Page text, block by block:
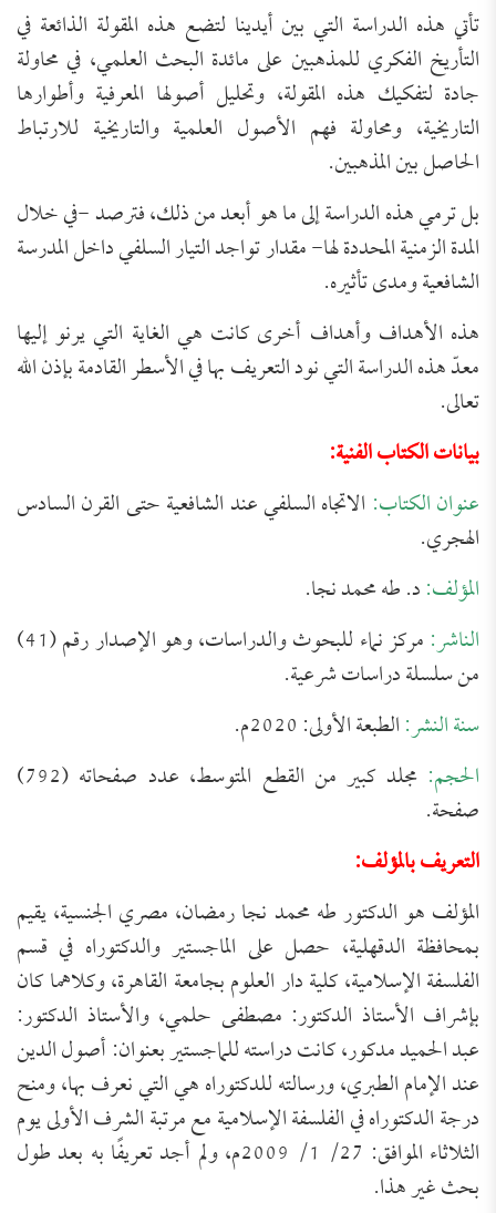
تأتي هذه الدراسة التي بين أيدينا لتضع هذه المقولة الذائعة في
التأريخ الفكري للمذهبين على مائدة البحث العلمي، في محاولة
جادة لتفكيك هذه المقولة، وتحليل أصولها المعرفية وأطوارها
التاريخية، ومحاولة فهم الأصول العلمية والتاريخية للارتباط
الحاصل بين المذهبين.
بل ترمي هذه الدراسة إلى ما هو أبعد من ذلك، فترصد -في خلال
المدة الزمنية المحددة لها- مقدار تواجد التيار السلفي داخل المدرسة
الشافعية ومدى تأثيره.
هذه الأهداف وأهداف أخرى كانت هي الغاية التي يرنو إليها
معدّ هذه الدراسة التي نود التعريف بها في الأسطر القادمة بإذن الله
تعالى.
بيانات الكتاب الفنية:
عنوان الكتاب: الاتجاه السلفي عند الشافعية حتى القرن السادس
الهجري.
المؤلف:د. طه محمد نجا.
الناشر:
مركز نماء للبحوث والدراسات، وهو الإصدار رقم (41)
من سلسلة دراسات شرعية.
سنة النشر:الطبعة الأولى: 2020م.
الحجم:
مجلد كبير من القطع المتوسط، عدد صفحاته (792)
صفحة.
التعريف بالمؤلف:
المؤلف هو الدكتور طه محمد نجا رمضان، مصري الجنسية، يقيم
بمحافظة الدقهلية، حصل على الماجستير والدكتوراه في قسم
الفلسفة الإسلامية، كلية دار العلوم بجامعة القاهرة، وكلاهما كان
بإشراف الأستاذ الدكتور: مصطفى حلمي، والأستاذ الدكتور:
عبد الحميد مدكور، كانت دراسته للماجستير بعنوان: أصول الدين
عند الإمام الطبري، ورسالته للدكتوراه هي التي نعرف بها، ومنح
درجة الدكتوراه في الفلسفة الإسلامية مع مرتبة الشرف الأولى يوم
الثلاثاء الموافق: 27/ 1/ 2009م، ولم أجد تعريفًا به بعد طول
بحث غير هذا.